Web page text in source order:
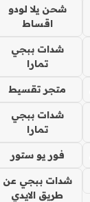
شحن يلا لودو
اقساط
شدات ببجي
تمارا
متجر تقسيط
شدات ببجي
تمارا
فور يو ستور
شدات ببجي عن
طريق الايدي